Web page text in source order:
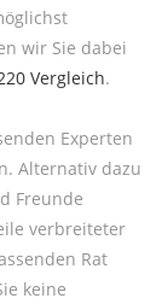
wir Sie dabei
Vergleich.
Experten
Alternativ dazu
Freunde
verbreiteter
Rat
keine